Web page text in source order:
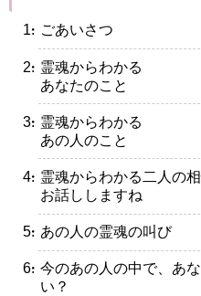
・ごあいさつ
・霊魂からわかる
あなたのこと
・霊魂からわかる
あの人のこと
・霊魂からわかる二人の
お話ししますね
・あの人の霊魂の叫び
・今のあの人の中で、あ
い？